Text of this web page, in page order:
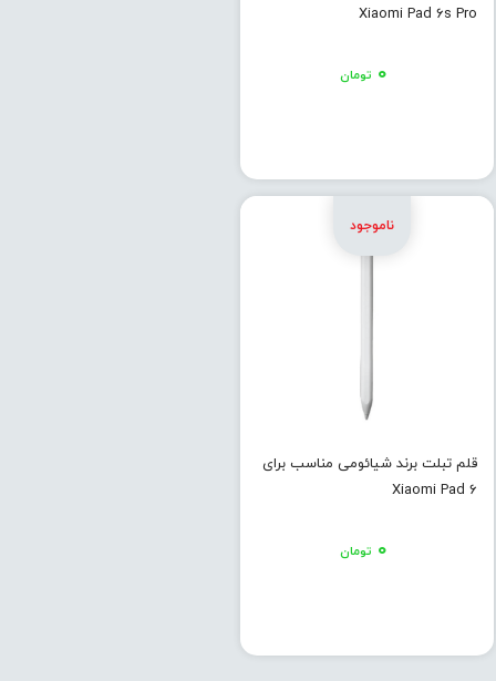
Xiaomi Pad 6s Pro
۰ تومان
قلم تبلت برند شیائومی مناسب برای
Xiaomi Pad 6
۰ تومان